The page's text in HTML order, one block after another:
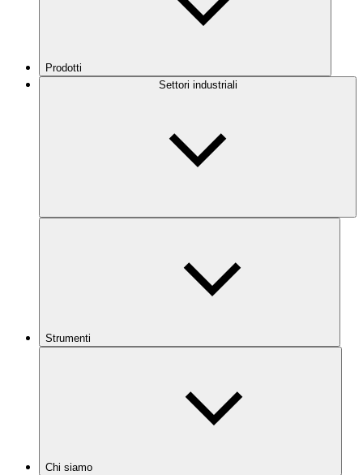
Prodotti
Settori industriali
Strumenti
Chi siamo